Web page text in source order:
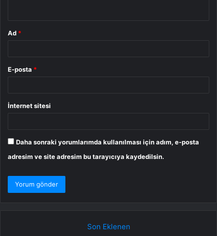
Ad *
E-posta *
İnternet sitesi
Daha sonraki yorumlarımda kullanılması için adım, e-posta
adresim ve site adresim bu tarayıcıya kaydedilsin.
Son Eklenen